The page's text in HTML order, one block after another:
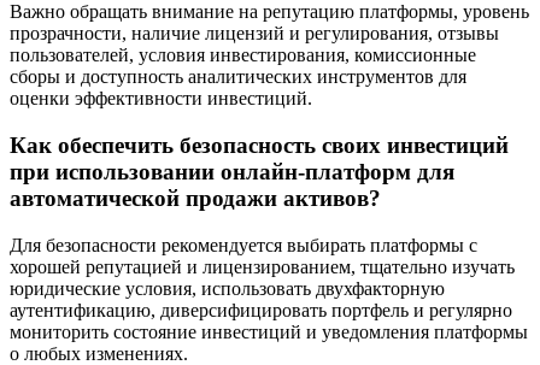
Важно обращать внимание на репутацию платформы, уровень
прозрачности, наличие лицензий и регулирования, отзывы
пользователей, условия инвестирования, комиссионные
сборы и доступность аналитических инструментов для
оценки эффективности инвестиций.
Как обеспечить безопасность своих инвестиций
при использовании онлайн-платформ для
автоматической продажи активов?
Для безопасности рекомендуется выбирать платформы с
хорошей репутацией и лицензированием, тщательно изучать
юридические условия, использовать двухфакторную
аутентификацию, диверсифицировать портфель и регулярно
мониторить состояние инвестиций и уведомления платформы
о любых изменениях.